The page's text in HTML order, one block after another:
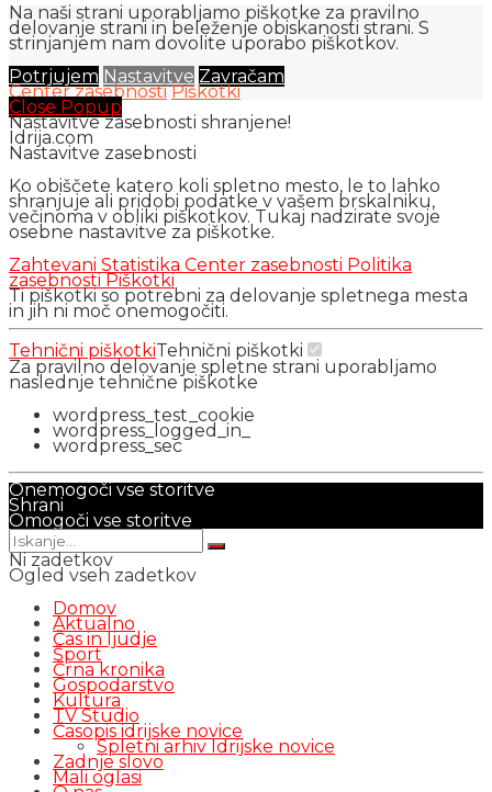
Na naši strani uporabljamo piškotke za pravilno
delovanje strani in beleženje obiskanosti strani. S
strinjanjem nam dovolite uporabo piškotkov.
Potrjujem Nastavitve Zavračam
Center zasebnosti Piškotki
Close Popup
Nastavitve zasebnosti shranjene!
Idrija.com
Nastavitve zasebnosti
Ko obiščete katero koli spletno mesto, le to lahko
shranjuje ali pridobi podatke v vašem brskalniku,
večinoma v obliki piškotkov. Tukaj nadzirate svoje
osebne nastavitve za piškotke.
Zahtevani Statistika Center zasebnosti Politika
zasebnostiPiškotki
Ti piškotki so potrebni za delovanje spletnega mesta
in jih ni moč onemogočiti.
Tehnični piškotkiTehnični piškotki
Za pravilno delovanje spletne strani uporabljamo
naslednje tehnične piškotke
wordpress_test_cookie
wordpress_logged_in_
wordpress_sec
Onemogoči vse storitve
Shrani
Omogoči vse storitve
Ni zadetkov
Ogled vseh zadetkov
Domov
Aktualno
Čas in ljudje
Šport
Črna kronika
Gospodarstvo
Kultura
TV Studio
Časopis idrijske novice
Spletni arhiv Idrijske novice
Zadnje slovo
Mali oglasi